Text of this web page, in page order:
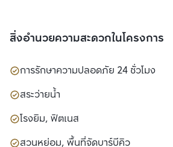
สิ่งอำนวยความสะดวกในโครงการ
การรักษาความปลอดภัย 24 ชั่วโมง
สระว่ายน้ำ
โรงยิม, ฟิตเนส
สวนหย่อม, พื้นที่จัดบาร์บีคิว